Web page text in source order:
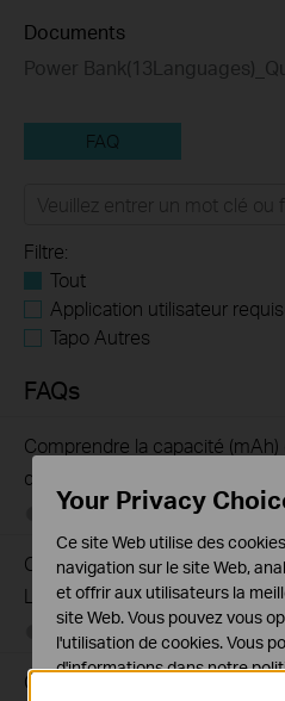
Documents
Power
FAQ
Filtre:
Tout
Application utilisateur
Tapo Autres
FAQs
Comprendre la capacité
d'un power bank
08-26-2022 668979 views
Comment trouver la version
Link ?
25765498
Comment trouver le numéro
Your Privacy
Ce site Web utilise des
navigation sur le site Web,
et offrir aux utilisateurs la
site Web. Vous pouvez vous
l'utilisation de cookies. Vous
d'informations dans notre